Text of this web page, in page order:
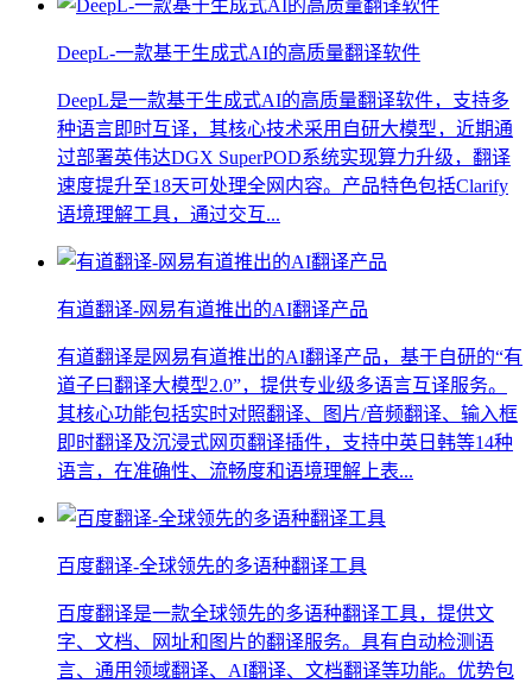
DeepL-一款基于生成式AI的高质量翻译软件
DeepL是一款基于生成式AI的高质量翻译软件，支持多
种语言即时互译，其核心技术采用自研大模型，近期通
过部署英伟达DGX SuperPOD系统实现算力升级，翻译
速度提升至18天可处理全网内容。产品特色包括Clarify
语境理解工具，通过交互...
有道翻译-网易有道推出的AI翻译产品
有道翻译是网易有道推出的AI翻译产品，基于自研的“有
道子曰翻译大模型2.0”，提供专业级多语言互译服务。
其核心功能包括实时对照翻译、图片/音频翻译、输入框
即时翻译及沉浸式网页翻译插件，支持中英日韩等14种
语言，在准确性、流畅度和语境理解上表...
百度翻译-全球领先的多语种翻译工具
百度翻译是一款全球领先的多语种翻译工具，提供文
字、文档、网址和图片的翻译服务。具有自动检测语
言、通用领域翻译、AI翻译、文档翻译等功能。优势包